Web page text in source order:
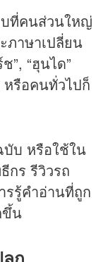
บที่คนส่วนใหญ่
ภาษาเปลี่ยน
”, “ฮุนได”
หรือคนทั่วไปก็
บับ หรือใช้ใน
กร รีวิวรถ
รรู้คำอ่านที่ถูก
ขึ้น